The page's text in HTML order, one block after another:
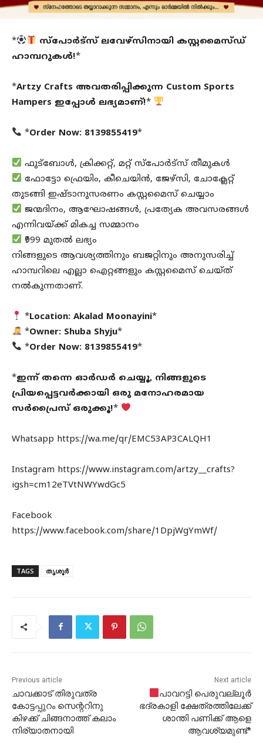
*
സ്പോർട്സ് ലവേഴ്സിനായി കസ്റ്റമൈസ്ഡ്
ഹാമ്പറുകൾ!*
*Artzy Crafts അവതരിപ്പിക്കുന്ന Custom Sports
Hampers ഇപ്പോൾ ലഭ്യമാണ്!*
*Order Now: 8139855419*
ഫുട്ബോൾ, ക്രിക്കറ്റ്, മറ്റ് സ്പോർട്സ് തീമുകൾ
ഫോട്ടോ ഫ്രെയിം, കീചെയിൻ, ജേഴ്സി, ചോക്ലേറ്റ്
തുടങ്ങി ഇഷ്ടാനുസരണം കസ്റ്റമൈസ് ചെയ്യാം
ജന്മദിനം, ആഘോഷങ്ങൾ, പ്രത്യേക അവസരങ്ങൾ
എന്നിവയ്ക്ക് മികച്ച സമ്മാനം
₹999 മുതൽ ലഭ്യം
നിങ്ങളുടെ ആവശ്യത്തിനും ബജറ്റിനും അനുസരിച്ച്
ഹാമ്പറിലെ എല്ലാ ഐറ്റങ്ങളും കസ്റ്റമൈസ് ചെയ്ത്
നൽകുന്നതാണ്.
*Location: Akalad Moonayini*
*Owner: Shuba Shyju*
*Order Now: 8139855419*
*ഇന്ന് തന്നെ ഓർഡർ ചെയ്യൂ, നിങ്ങളുടെ
പ്രിയപ്പെട്ടവർക്കായി ഒരു മനോഹരമായ
സർപ്രൈസ് ഒരുക്കൂ!*
Whatsapp https://wa.me/qr/EMC53AP3CALQH1
Instagram https://www.instagram.com/artzy__crafts?
igsh=cm12eTVtNWYwdGc5
Facebook
https://www.facebook.com/share/1DpjWgYmWf/
TAGS തൃശൂർ
Previous article
ചാവക്കാട് തിരുവത്ര
കോട്ടപ്പുറം സെന്ററിനു
കിഴക്ക് ചിങ്ങനാത്ത് കലാം
നിര്യാതനായി
Next article
പാവറട്ടി പെരുവല്ലൂർ
ഭദ്രകാളി ക്ഷേത്രത്തിലേക്ക്
ശാന്തി പണിക്ക് ആളെ
ആവശ്യമുണ്ട്*